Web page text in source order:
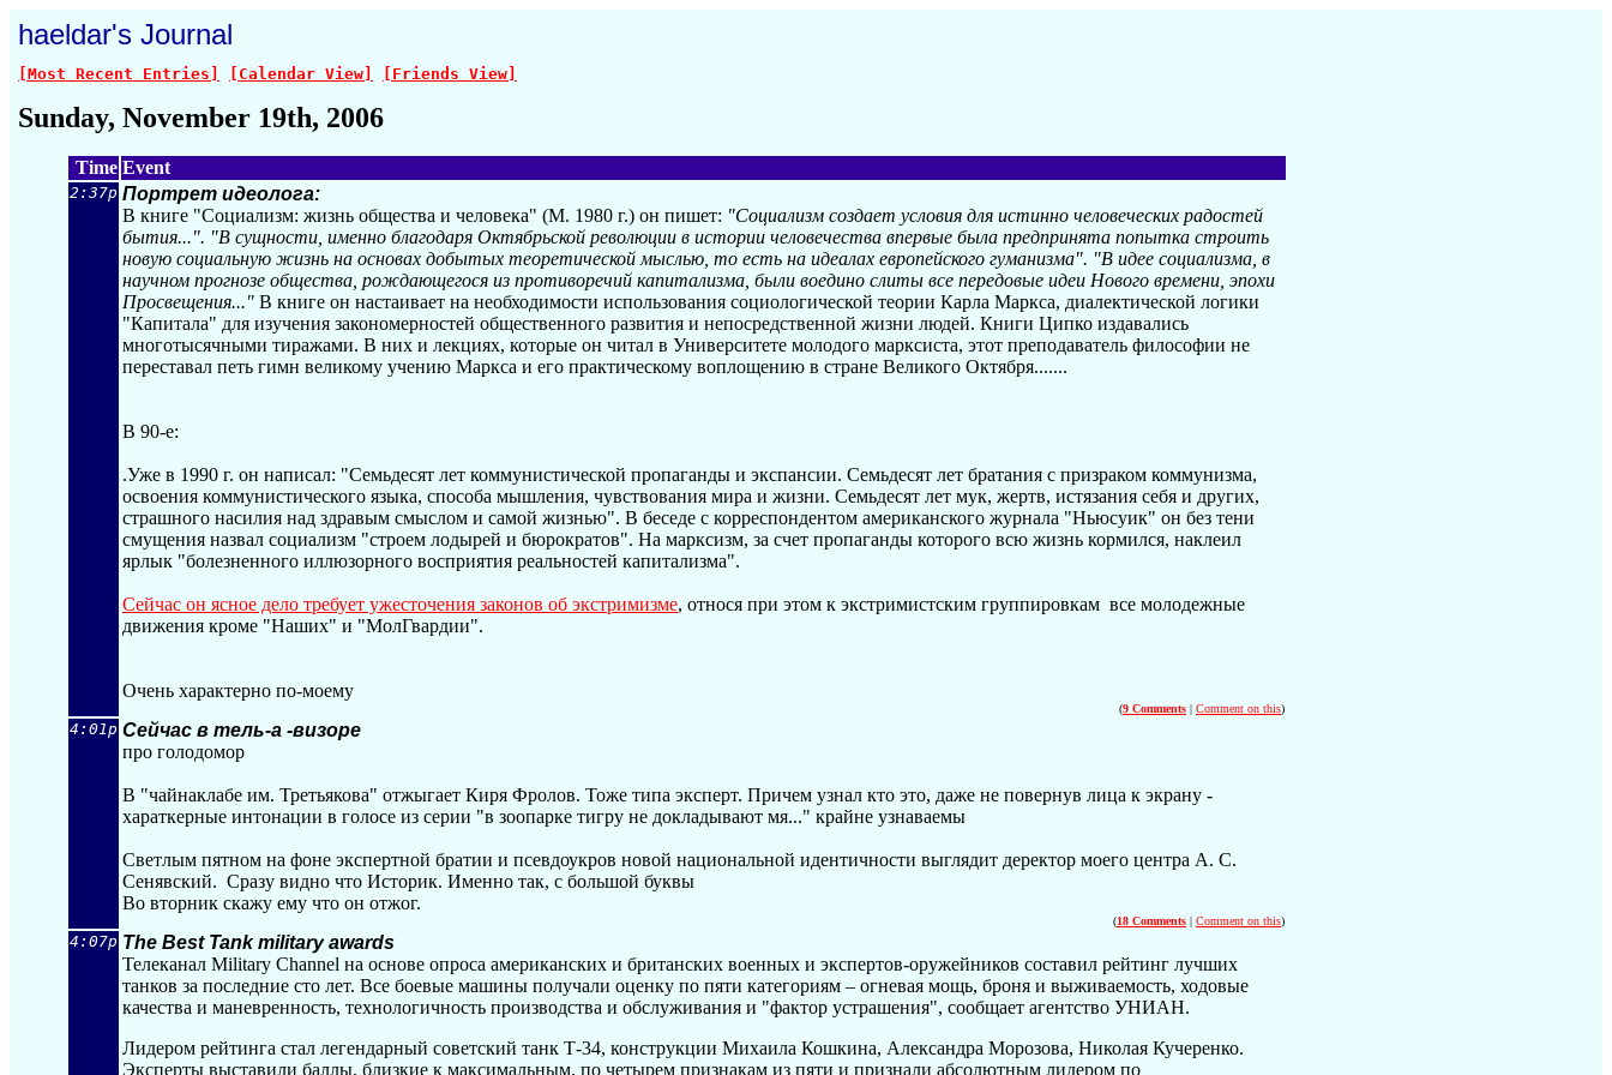
haeldar's Journal
[Most Recent Entries] [Calendar View] [Friends View]
Sunday, November 19th, 2006
Time Event
2:37p Портрет идеолога:
В книге "Социализм: жизнь общества и человека" (М. 1980 г.) он пишет: "Социализм создает условия для истинно человеческих радостей
бытия...". "В сущности, именно благодаря Октябрьской революции в истории человечества впервые была предпринята попытка строить
новую социальную жизнь на основах добытых теоретической мыслью, то есть на идеалах европейского гуманизма". "В идее социализма, в
научном прогнозе общества, рождающегося из противоречий капитализма, были воедино слиты все передовые идеи Нового времени, эпохи
Просвещения..." В книге он настаивает на необходимости использования социологической теории Карла Маркса, диалектической логики
"Капитала" для изучения закономерностей общественного развития и непосредственной жизни людей. Книги Ципко издавались
многотысячными тиражами. В них и лекциях, которые он читал в Университете молодого марксиста, этот преподаватель философии не
переставал петь гимн великому учению Маркса и его практическому воплощению в стране Великого Октября.......
В 90-е:
.Уже в 1990 г. он написал: "Семьдесят лет коммунистической пропаганды и экспансии. Семьдесят лет братания с призраком коммунизма,
освоения коммунистического языка, способа мышления, чувствования мира и жизни. Семьдесят лет мук, жертв, истязания себя и других,
страшного насилия над здравым смыслом и самой жизнью". В беседе с корреспондентом американского журнала "Ньюсуик" он без тени
смущения назвал социализм "строем лодырей и бюрократов". На марксизм, за счет пропаганды которого всю жизнь кормился, наклеил
ярлык "болезненного иллюзорного восприятия реальностей капитализма".
Сейчас он ясное дело требует ужесточения законов об экстримизме, относя при этом к экстримистским группировкам все молодежные
движения кроме "Наших" и "МолГвардии".
Очень характерно по-моему
(9 Comments | Comment on this)
4:01p Сейчас в тель-а -визоре
про голодомор
В "чайнаклабе им. Третьякова" отжыгает Киря Фролов. Тоже типа эксперт. Причем узнал кто это, даже не повернув лица к экрану -
хараткерные интонации в голосе из серии "в зоопарке тигру не докладывают мя..." крайне узнаваемы
Светлым пятном на фоне экспертной братии и псевдоукров новой национальной идентичности выглядит деректор моего центра А. С.
Сенявский. Сразу видно что Историк. Именно так, с большой буквы
Во вторник скажу ему что он отжог.
(18 Comments | Comment on this)
4:07p The Best Tank military awards
Телеканал Military Channel на основе опроса американских и британских военных и экспертов-оружейников составил рейтинг лучших
танков за последние сто лет. Все боевые машины получали оценку по пяти категориям – огневая мощь, броня и выживаемость, ходовые
качества и маневренность, технологичность производства и обслуживания и "фактор устрашения", сообщает агентство УНИАН.
Лидером рейтинга стал легендарный советский танк Т-34, конструкции Михаила Кошкина, Александра Морозова, Николая Кучеренко.
Эксперты выставили баллы, близкие к максимальным, по четырем признакам из пяти и признали абсолютным лидером по